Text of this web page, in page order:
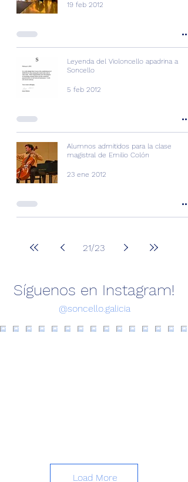
19 feb 2012
Leyenda del Violoncello apadrina a
Soncello
5 feb 2012
Alumnos admitidos para la clase
magistral de Emilio Colón
23 ene 2012
21/23
Síguenos en Instagram!
@soncello.galicia
Load More